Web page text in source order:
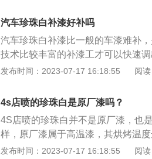
源，使得调试出来的颜色，即便处
干燥时间，选择的材料不同，吸热
出现差异，导致最终的成品也会有
防色差。
有电泳层、中涂层、色漆层和清漆
烘房烘的，一般在170至190度之间
汽车已经装了太多可燃的东西，不
车原厂漆第一步先用特殊材料在金
蚀，再来一层电泳层紧贴金属，防
汽车珍珠白补漆好补吗
汽车珍珠白补漆比一般的车漆难补
技术比较丰富的补漆工才可以快速
漆，补完的效果才更契合原有车漆
身不被腐蚀，延长汽车的使用寿命
样的美观视觉感受。选择不同的汽
个性，汽车对车漆的要求比较高，
要拥有强的抗划伤性能和光泽持久
油漆的制造方法比较繁琐。
发布时间：2023-07-17 16:18:55 阅
4s店喷的珍珠白是原厂漆吗？
4S店喷的珍珠白并不是原厂漆，也
样，原厂漆属于高温漆，其烘烤温
漆，烘烤温度才70-80摄氏度；经过
发布时间：2023-07-17 16:18:55 阅